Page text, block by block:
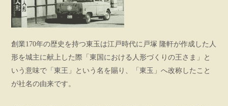
創業170年の歴史を持つ東玉は江戸時代に戸塚 隆軒が作成した人
形を城主に献上した際「東国における人形づくりの王さま」と
いう意味で「東王」という名を賜り、「東玉」へ改称したこと
が社名の由来です。